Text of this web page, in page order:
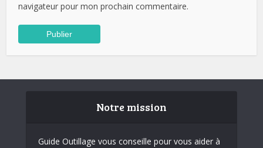
navigateur pour mon prochain commentaire.
Notre mission
Guide Outillage vous conseille pour vous aider à